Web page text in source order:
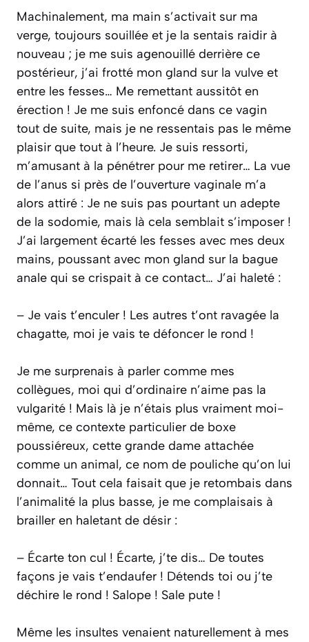
Machinalement, ma main s’activait sur ma
verge, toujours souillée et je la sentais raidir à
nouveau ; je me suis agenouillé derrière ce
postérieur, j’ai frotté mon gland sur la vulve et
entre les fesses… Me remettant aussitôt en
érection ! Je me suis enfoncé dans ce vagin
tout de suite, mais je ne ressentais pas le même
plaisir que tout à l’heure. Je suis ressorti,
m’amusant à la pénétrer pour me retirer… La vue
de l’anus si près de l’ouverture vaginale m’a
alors attiré : Je ne suis pas pourtant un adepte
de la sodomie, mais là cela semblait s’imposer !
J’ai largement écarté les fesses avec mes deux
mains, poussant avec mon gland sur la bague
anale qui se crispait à ce contact… J’ai haleté :
– Je vais t’enculer ! Les autres t’ont ravagée la
chagatte, moi je vais te défoncer le rond !
Je me surprenais à parler comme mes
collègues, moi qui d’ordinaire n’aime pas la
vulgarité ! Mais là je n’étais plus vraiment moi-
même, ce contexte particulier de boxe
poussiéreux, cette grande dame attachée
comme un animal, ce nom de pouliche qu’on lui
donnait… Tout cela faisait que je retombais dans
l’animalité la plus basse, je me complaisais à
brailler en haletant de désir :
– Écarte ton cul ! Écarte, j’te dis… De toutes
façons je vais t’endaufer ! Détends toi ou j’te
déchire le rond ! Salope ! Sale pute !
Même les insultes venaient naturellement à mes